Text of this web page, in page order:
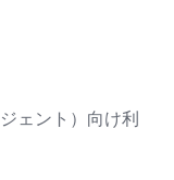
ェント）向け利